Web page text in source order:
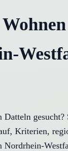
Datteln
Kriterien,
Nordrhein-